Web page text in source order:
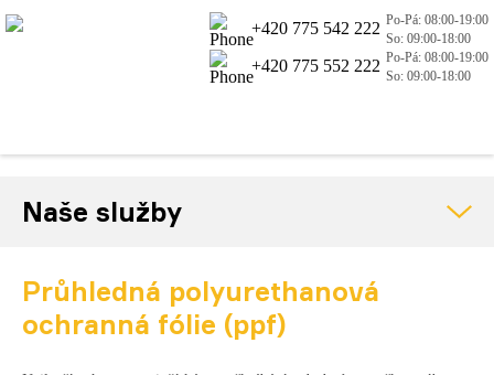
+420 775 542 222 Po-Pá: 08:00-19:00
So: 09:00-18:00
+420 775 552 222 Po-Pá: 08:00-19:00
So: 09:00-18:00
Naše služby
Průhledná polyurethanová
ochranná fólie (ppf)